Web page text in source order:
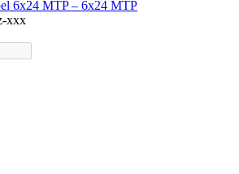
6x24 MTP – 6x24 MTP
xxx